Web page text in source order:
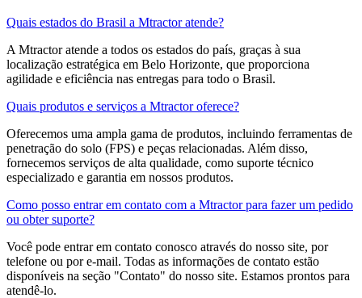
Quais estados do Brasil a Mtractor atende?
A Mtractor atende a todos os estados do país, graças à sua
localização estratégica em Belo Horizonte, que proporciona
agilidade e eficiência nas entregas para todo o Brasil.
Quais produtos e serviços a Mtractor oferece?
Oferecemos uma ampla gama de produtos, incluindo ferramentas de
penetração do solo (FPS) e peças relacionadas. Além disso,
fornecemos serviços de alta qualidade, como suporte técnico
especializado e garantia em nossos produtos.
Como posso entrar em contato com a Mtractor para fazer um pedido
ou obter suporte?
Você pode entrar em contato conosco através do nosso site, por
telefone ou por e-mail. Todas as informações de contato estão
disponíveis na seção "Contato" do nosso site. Estamos prontos para
atendê-lo.